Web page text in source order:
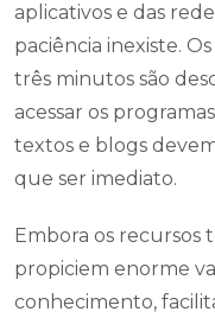
aplicativos e das
paciência inexiste.
três minutos são
acessar os
textos e blogs
que ser imediato.
Embora os recursos
propiciem enorme
conhecimento,